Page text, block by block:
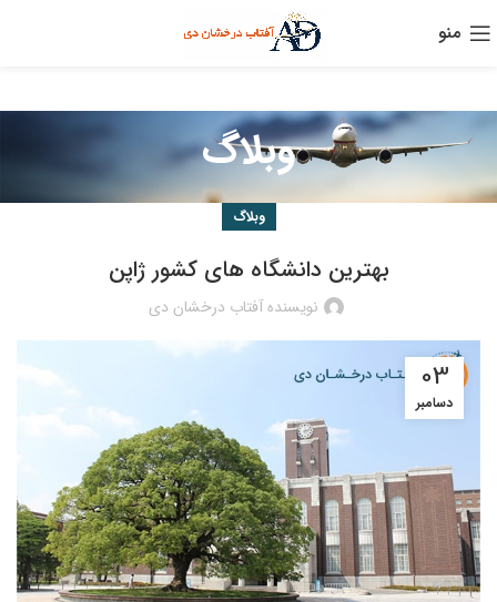
منو
وبلاگ
وبلاگ
بهترین دانشگاه های کشور ژاپن
نویسنده آفتاب درخشان دی
03
دسامبر